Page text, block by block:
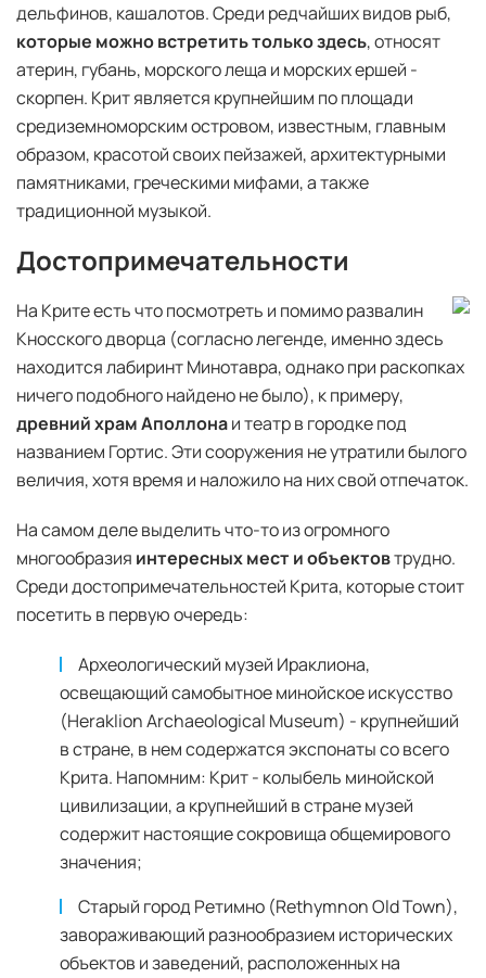
дельфинов, кашалотов. Среди редчайших видов рыб,
которые можно встретить только здесь, относят
атерин, губань, морского леща и морских ершей -
скорпен. Крит является крупнейшим по площади
средиземноморским островом, известным, главным
образом, красотой своих пейзажей, архитектурными
памятниками, греческими мифами, а также
традиционной музыкой.
Достопримечательности
На Крите есть что посмотреть и помимо развалин
Кносского дворца (согласно легенде, именно здесь
находится лабиринт Минотавра, однако при раскопках
ничего подобного найдено не было), к примеру,
древний храм Аполлонаи театр в городке под
названием Гортис. Эти сооружения не утратили былого
величия, хотя время и наложило на них свой отпечаток.
На самом деле выделить что-то из огромного
многообразия интересных мест и объектовтрудно.
Среди достопримечательностей Крита, которые стоит
посетить в первую очередь:
Археологический музей Ираклиона,
освещающий самобытное минойское искусство
(Heraklion Archaeological Museum) - крупнейший
в стране, в нем содержатся экспонаты со всего
Крита. Напомним: Крит - колыбель минойской
цивилизации, а крупнейший в стране музей
содержит настоящие сокровища общемирового
значения;
Старый город Ретимно (Rethymnon Old Town),
завораживающий разнообразием исторических
объектов и заведений, расположенных на